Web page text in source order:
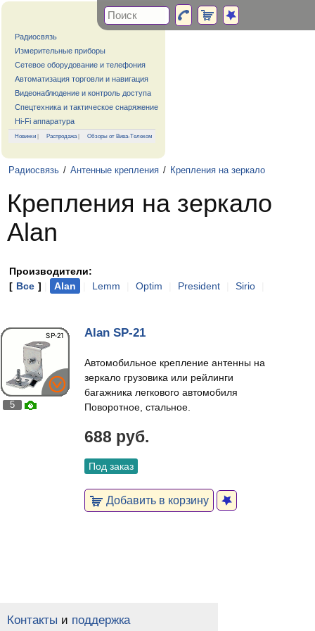
Радиосвязь
Измерительные приборы
Сетевое оборудование и телефония
Автоматизация торговли и навигация
Видеонаблюдение и контроль доступа
Спецтехника и тактическое снаряжение
Hi-Fi аппаратура
Новинки | Распродажа| Обзоры от Вива-Телеком
Радиосвязь / Антенные крепления / Крепления на зеркало
Крепления на зеркало
Alan
Производители:
[ Все ] Alan Lemm Optim President Sirio
5
Alan SP-21
Автомобильное крепление антенны на
зеркало грузовика или рейлинги
багажника легкового автомобиля
Поворотное, стальное.
688 руб.
Под заказ
Добавить в корзину
Контакты и поддержка